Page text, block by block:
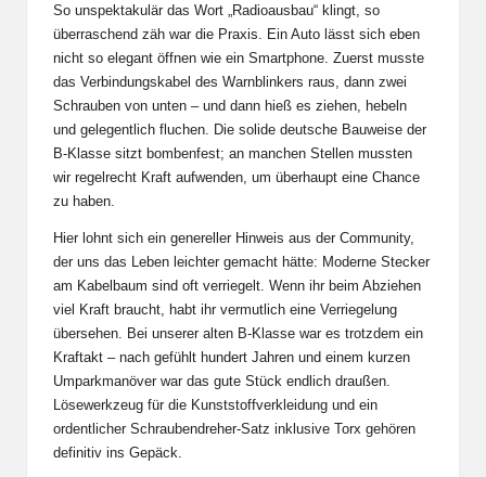
So unspektakulär das Wort „Radioausbau“ klingt, so
überraschend zäh war die Praxis. Ein Auto lässt sich eben
nicht so elegant öffnen wie ein Smartphone. Zuerst musste
das Verbindungskabel des Warnblinkers raus, dann zwei
Schrauben von unten – und dann hieß es ziehen, hebeln
und gelegentlich fluchen. Die solide deutsche Bauweise der
B-Klasse sitzt bombenfest; an manchen Stellen mussten
wir regelrecht Kraft aufwenden, um überhaupt eine Chance
zu haben.
Hier lohnt sich ein genereller Hinweis aus der Community,
der uns das Leben leichter gemacht hätte: Moderne Stecker
am Kabelbaum sind oft verriegelt. Wenn ihr beim Abziehen
viel Kraft braucht, habt ihr vermutlich eine Verriegelung
übersehen. Bei unserer alten B-Klasse war es trotzdem ein
Kraftakt – nach gefühlt hundert Jahren und einem kurzen
Umparkmanöver war das gute Stück endlich draußen.
Lösewerkzeug für die Kunststoffverkleidung und ein
ordentlicher Schraubendreher-Satz inklusive Torx gehören
definitiv ins Gepäck.